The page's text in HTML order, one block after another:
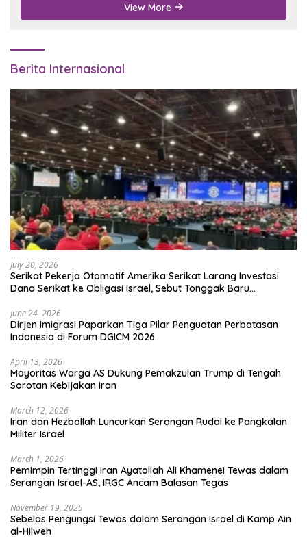
View More
Berita Internasional
July 20, 2026
Serikat Pekerja Otomotif Amerika Serikat Larang Investasi
Dana Serikat ke Obligasi Israel, Sebut Tonggak Baru
June 24, 2026
Dirjen Imigrasi Paparkan Tiga Pilar Penguatan Perbatasan
Indonesia di Forum DGICM 2026
April 13, 2026
Mayoritas Warga AS Dukung Pemakzulan Trump di Tengah
Sorotan Kebijakan Iran
March 12, 2026
Iran dan Hezbollah Luncurkan Serangan Rudal ke Pangkalan
Militer Israel
March 1, 2026
Pemimpin Tertinggi Iran Ayatollah Ali Khamenei Tewas dalam
Serangan Israel-AS, IRGC Ancam Balasan Tegas
November 19, 2025
Sebelas Pengungsi Tewas dalam Serangan Israel di Kamp Ain
al-Hilweh